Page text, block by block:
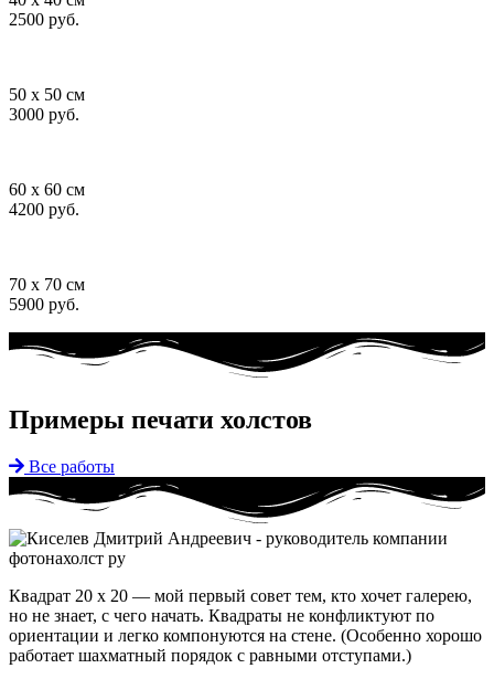
2500 руб.
50 x 50 см
3000 руб.
60 x 60 см
4200 руб.
70 x 70 см
5900 руб.
Примеры печати холстов
Все работы
Квадрат 20 x 20 — мой первый совет тем, кто хочет галерею,
но не знает, с чего начать. Квадраты не конфликтуют по
ориентации и легко компонуются на стене. (Особенно хорошо
работает шахматный порядок с равными отступами.)